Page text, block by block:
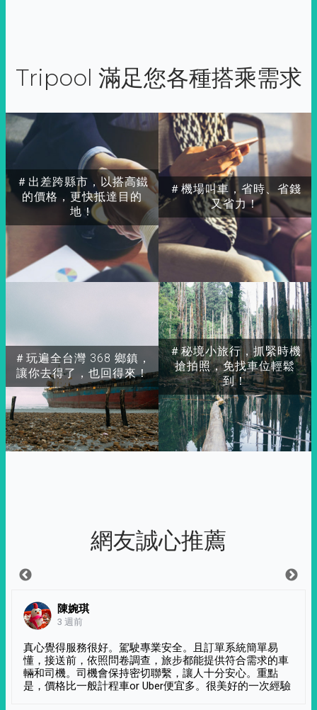
Tripool 滿足您各種搭乘需求
＃出差跨縣市，以搭高鐵
的價格，更快抵達目的
地！
＃玩遍全台灣 368 鄉鎮，
讓你去得了，也回得來！
＃秘境小旅行，抓緊時機
搶拍照，免找車位輕鬆
到！
＃機場叫車，省時、省錢
又省力！
網友誠心推薦
陳婉琪
3 週前
真心覺得服務很好。駕駛專業安全。且訂單系統簡單易
懂，接送前，依照問卷調查，旅步都能提供符合需求的車
輛和司機。司機會保持密切聯繫，讓人十分安心。重點
是，價格比一般計程車or Uber便宜多。很美好的一次經驗